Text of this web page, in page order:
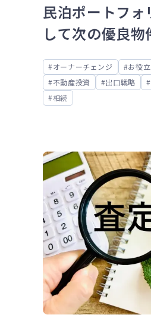
民泊ポートフ
して次の優良
の売却」
オーナーチェンジ お役
不動産投資
出口戦略
相続